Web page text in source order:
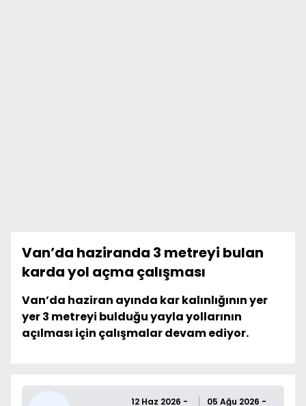
Van’da haziranda 3 metreyi bulan
karda yol açma çalışması
Van’da haziran ayında kar kalınlığının yer
yer 3 metreyi bulduğu yayla yollarının
açılması için çalışmalar devam ediyor.
12 Haz 2026 -
05 Ağu 2026 -